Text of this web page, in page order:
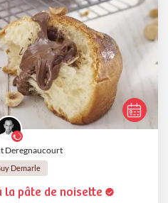
Deregnaucourt
Demarle
la pâte de noisette